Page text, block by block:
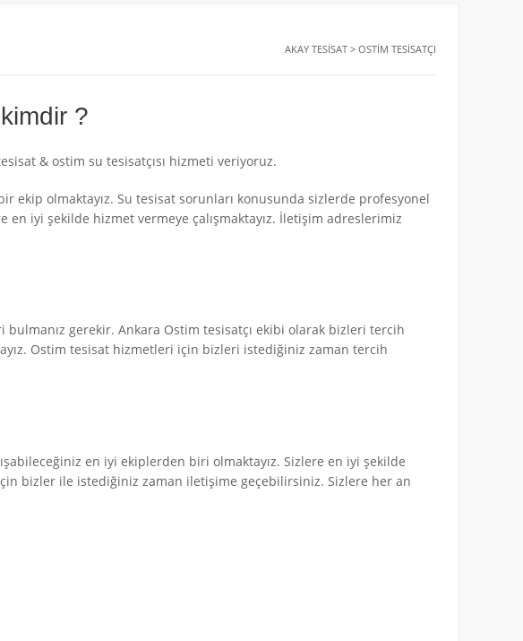
AKAY TESISAT > OSTIM TESISATÇI
?
& ostim su tesisatçısı hizmeti veriyoruz.
ekip olmaktayız. Su tesisat sorunları konusunda sizlerde profesyonel
iyi şekilde hizmet vermeye çalışmaktayız. İletişim adreslerimiz
gerekir. Ankara Ostim tesisatçı ekibi olarak bizleri tercih
Ostim tesisat hizmetleri için bizleri istediğiniz zaman tercih
en iyi ekiplerden biri olmaktayız. Sizlere en iyi şekilde
bizler ile istediğiniz zaman iletişime geçebilirsiniz. Sizlere her an